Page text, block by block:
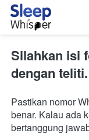
Silahkan isi
dengan teliti.
Pastikan nomor
benar. Kalau ada
bertanggung